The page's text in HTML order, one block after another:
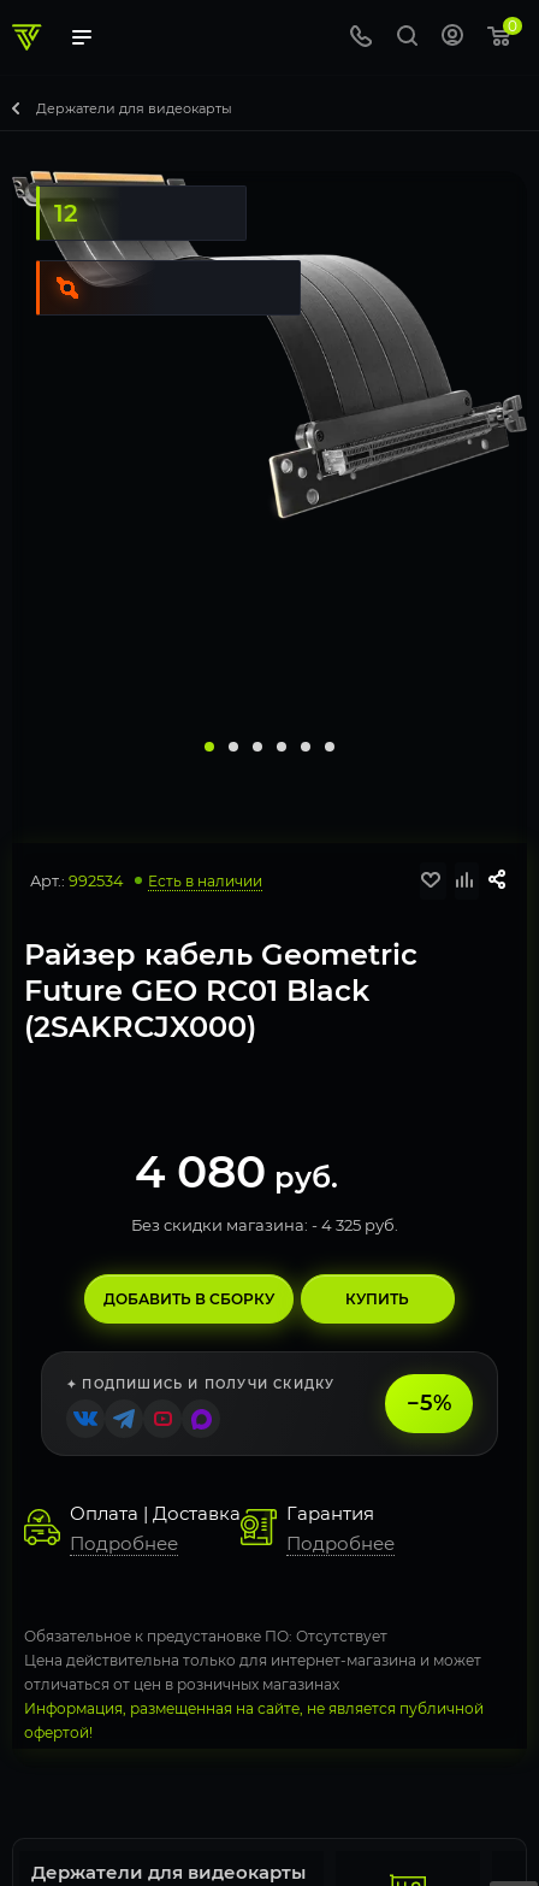
0
Держатели для видеокарты
Арт.: 992534 Есть в наличии
Райзер кабель Geometric
Future GEO RC01 Black
(2SAKRCJX000)
4 080 руб.
Без скидки магазина: -4 325 руб.
ДОБАВИТЬ В СБОРКУ КУПИТЬ
✦ ПОДПИШИСЬ И ПОЛУЧИ СКИДКУ
−5%
Оплата | Доставка
Подробнее
Гарантия
Подробнее
Обязательное к предустановке ПО: Отсутствует
Цена действительна только для интернет-магазина и может
отличаться от цен в розничных магазинах
Информация, размещенная на сайте, не является публичной
офертой!
Держатели для видеокарты